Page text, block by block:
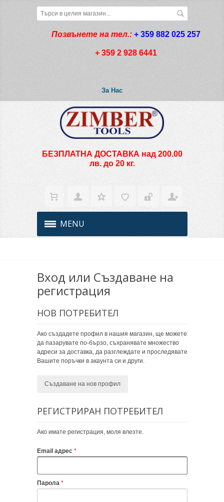
Позвънете на тел.: + 359 882 025 257
+ 359 2 928 6441
За Нас
БЕЗПЛАТНА ДОСТАВКА над 200.00
лв. до 20 кг.
MENU
Вход или Създаване на
регистрация
НОВ ПОТРЕБИТЕЛ
Ако създадете профил в нашия магазин, ще можете
да пазарувате по-бързо, съхранявате множество
адреси за доставка, да разглеждате и проследявате
Вашите поръчки в акаунта си и други.
Създаване на нов профил
РЕГИСТРИРАН ПОТРЕБИТЕЛ
Ако имате регистрация, моля влезте.
Email адрес
Парола